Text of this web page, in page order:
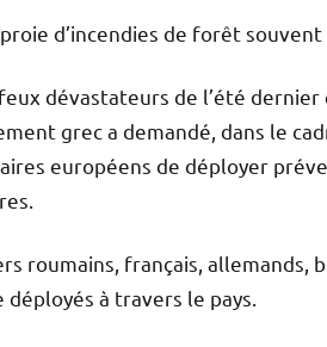
d’incendies de forêt souvent
dévastateurs de l’été
grec a demandé, dans le
européens de déployer
roumains, français, allemands,
à travers le pays.